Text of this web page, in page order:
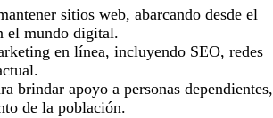
sitios web, abarcando desde el
el mundo digital.
en línea, incluyendo SEO, redes
brindar apoyo a personas dependientes,
de la población.